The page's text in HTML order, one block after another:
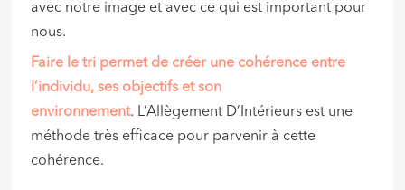
avec notre image et avec ce qui est important pour
nous.
Faire le tri permet de créer une cohérence entre
l’individu, ses objectifs et son
environnement. L’Allègement D’Intérieurs est une
méthode très efficace pour parvenir à cette
cohérence.